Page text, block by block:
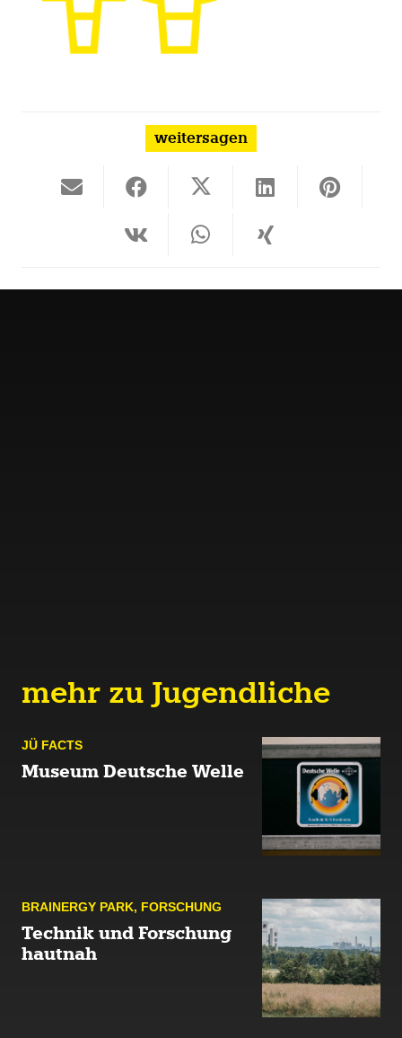
weitersagen
mehr zu Jugend­liche
JÜ FACTS
Museum Deutsche Welle
BRAINERGY PARK, FOR­SCHUNG
Technik und Forschung
hautnah